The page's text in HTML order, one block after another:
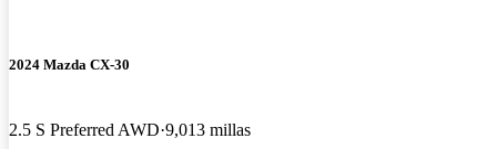
2024 Mazda CX-30
2.5 S Preferred AWD 9,013 millas